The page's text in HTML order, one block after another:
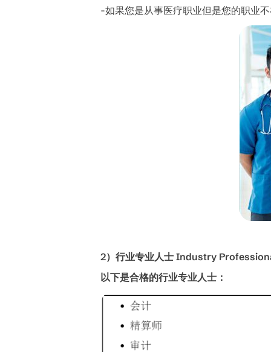
-如果您是从事医疗职业但是您的职业
2）行业专业人士 Industry
以下是合格的行业专业人士：